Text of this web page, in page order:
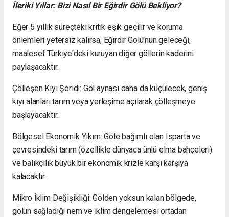
İleriki Yıllar: Bizi Nasıl Bir Eğirdir Gölü Bekliyor?
Eğer 5 yıllık süreçteki kritik eşik geçilir ve koruma
önlemleri yetersiz kalırsa, Eğirdir Gölü'nün geleceği,
maalesef Türkiye'deki kuruyan diğer göllerin kaderini
paylaşacaktır.
Çölleşen Kıyı Şeridi: Göl aynası daha da küçülecek, geniş
kıyı alanları tarım veya yerleşime açılarak çölleşmeye
başlayacaktır.
Bölgesel Ekonomik Yıkım: Göle bağımlı olan Isparta ve
çevresindeki tarım (özellikle dünyaca ünlü elma bahçeleri)
ve balıkçılık büyük bir ekonomik krizle karşı karşıya
kalacaktır.
Mikro İklim Değişikliği: Gölden yoksun kalan bölgede,
gölün sağladığı nem ve iklim dengelemesi ortadan